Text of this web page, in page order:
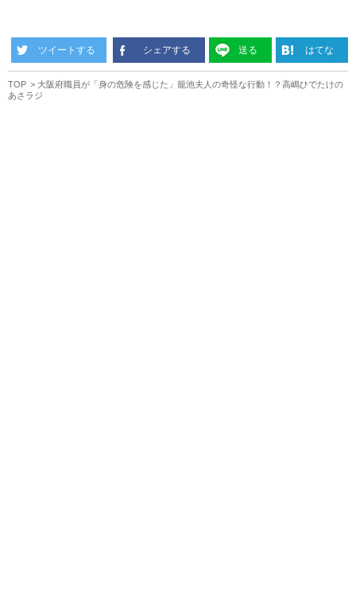
ツイートする シェアする 送る はてな
TOP
大阪府職員が「身の危険を感じた」籠池夫人の奇怪な行動！？高嶋ひでたけの
あさラジ